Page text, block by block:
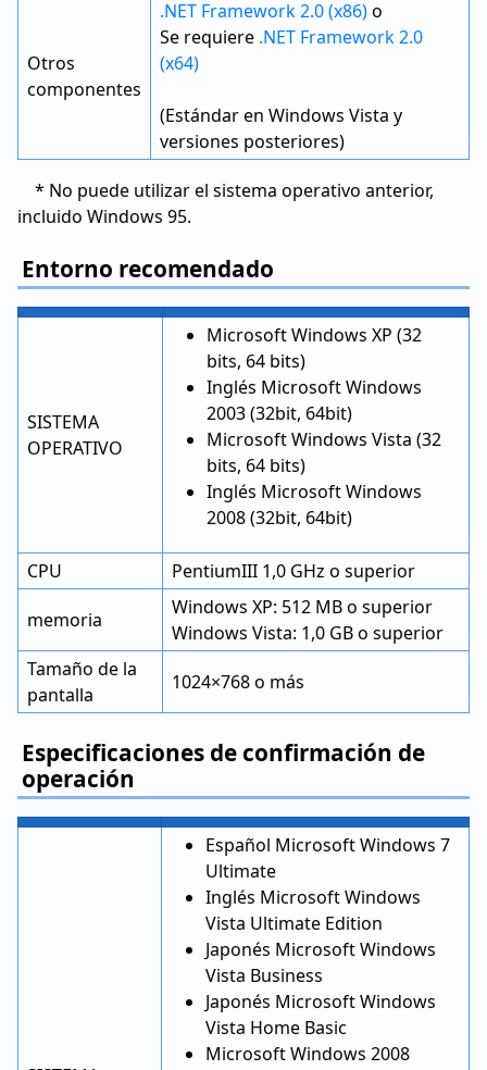
Otros
componentes
.NET Framework 2.0 (x86)o
Se requiere .NET Framework 2.0
(x64)
(Estándar en Windows Vista y
versiones posteriores)
* No puede utilizar el sistema operativo anterior,
incluido Windows 95.
Entorno recomendado
SISTEMA
OPERATIVO
Microsoft Windows XP (32
bits, 64 bits)
Inglés Microsoft Windows
2003 (32bit, 64bit)
Microsoft Windows Vista (32
bits, 64 bits)
Inglés Microsoft Windows
2008 (32bit, 64bit)
CPU PentiumIII 1,0 GHz o superior
memoria
Windows XP: 512 MB o superior
Windows Vista: 1,0 GB o superior
Tamaño de la
pantalla
1024×768 o más
Especificaciones de confirmación de
operación
Español Microsoft Windows 7
Ultimate
Inglés Microsoft Windows
Vista Ultimate Edition
Japonés Microsoft Windows
Vista Business
Japonés Microsoft Windows
Vista Home Basic
Microsoft Windows 2008